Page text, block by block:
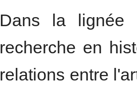
Dans la lignée
recherche en
relations entre